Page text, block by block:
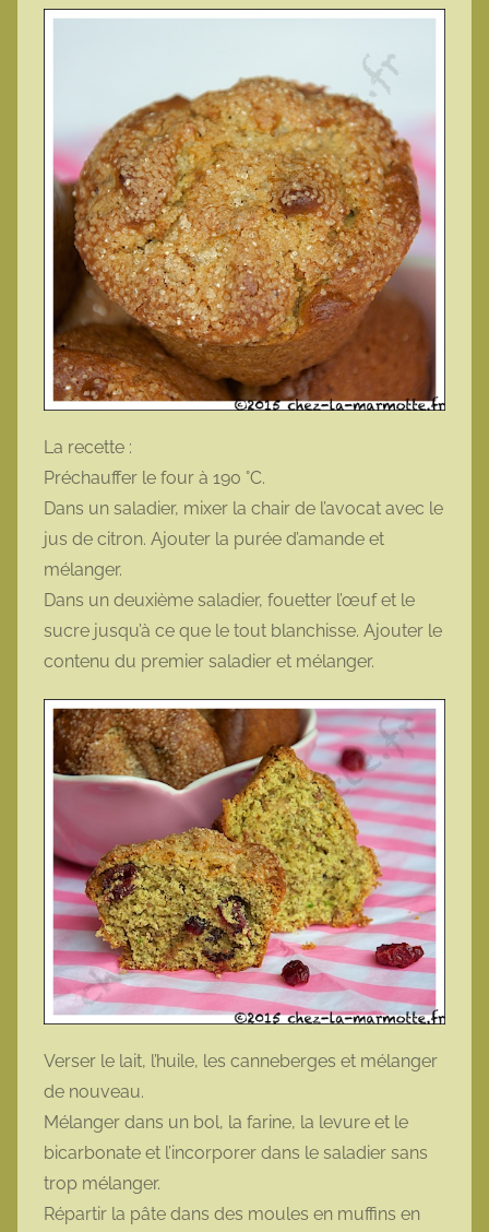
La recette :
Préchauffer le four à 190 °C.
Dans un saladier, mixer la chair de l’avocat avec le
jus de citron. Ajouter la purée d’amande et
mélanger.
Dans un deuxième saladier, fouetter l’œuf et le
sucre jusqu’à ce que le tout blanchisse. Ajouter le
contenu du premier saladier et mélanger.
Verser le lait, l’huile, les canneberges et mélanger
de nouveau.
Mélanger dans un bol, la farine, la levure et le
bicarbonate et l’incorporer dans le saladier sans
trop mélanger.
Répartir la pâte dans des moules en muffins en